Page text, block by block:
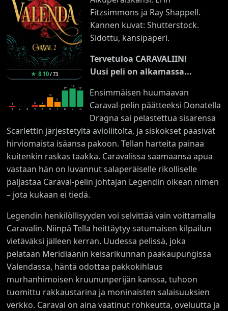
★8.10/73
1
1 2 3
2
4
2
5
10
6
5
7
17
8
19
9
17
10
Fitzsimmons ja Ray Shappell.
Kannen kuvat: Shutterstock.
Sidottu, kansipaperi.
Tervetuloa CARAVALIIN!
Uusi peli on alkamassa...
Ensimmäisen huumaavan
Caraval-pelin päätteeksi Donatella
Dragna sai pelastettua sisarensa
Scarlettin järjestetyltä avioliitolta, ja siskokset päasivät
hirviomaista isäansa pakoon. Tellan harteita painaa
kuitenkin raskas taakka. Caravalissa saamaansa apua
vastaan hän on luvannut salaperäiselle rikolliselle
paljastaa Caraval-pelin johtajan Legendin oikean nimen
– jota kukaan ei tiedä.
Legendin henkilöllisyyden voi selvittää vain voittamalla
Caravalin. Niinpä Tella heittäytyy satumaisen kilpailun
vietäväksi jälleen kerran. Uudessa pelissä, joka
pelataan Meridiaanin keisarikunnan pääkaupungissa
Valendassa, häntä odottaa pakkokihlaus
murhanhimoisen kruununperijän kanssa, tuhoon
tuomittu rakkaustarina ja moninaisten salaisuuksien
verkko. Caraval on aina vaatinut rohkeutta, oveluutta ja